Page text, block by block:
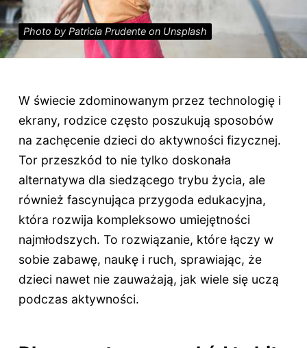
Photo by Patricia Prudente on Unsplash
W świecie zdominowanym przez technologię i
ekrany, rodzice często poszukują sposobów
na zachęcenie dzieci do aktywności fizycznej.
Tor przeszkód to nie tylko doskonała
alternatywa dla siedzącego trybu życia, ale
również fascynująca przygoda edukacyjna,
która rozwija kompleksowo umiejętności
najmłodszych. To rozwiązanie, które łączy w
sobie zabawę, naukę i ruch, sprawiając, że
dzieci nawet nie zauważają, jak wiele się uczą
podczas aktywności.